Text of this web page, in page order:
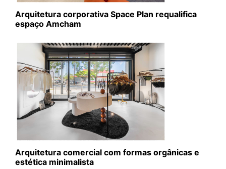
Arquitetura corporativa Space Plan requalifica
espaço Amcham
Arquitetura comercial com formas orgânicas e
estética minimalista